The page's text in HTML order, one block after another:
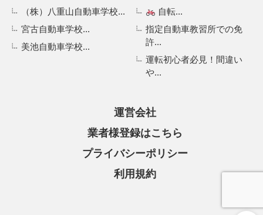
（株）八重山自動車学校...
宮古自動車学校...
美池自動車学校...
自転...
指定自動車教習所での免
許...
運転初心者必見！間違い
や...
運営会社
業者様登録はこちら
プライバシーポリシー
利用規約